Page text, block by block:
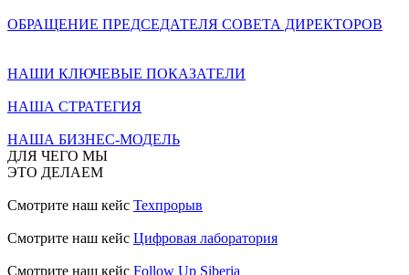
ОБРАЩЕНИЕ ПРЕДСЕДАТЕЛЯ СОВЕТА ДИРЕКТОРОВ
НАШИ КЛЮЧЕВЫЕ ПОКАЗАТЕЛИ
НАША СТРАТЕГИЯ
НАША БИЗНЕС-МОДЕЛЬ
ДЛЯ ЧЕГО МЫ
ЭТО ДЕЛАЕМ
Смотрите наш кейс Техпрорыв
Смотрите наш кейс Цифровая лаборатория
Смотрите наш кейс Follow Up Siberia